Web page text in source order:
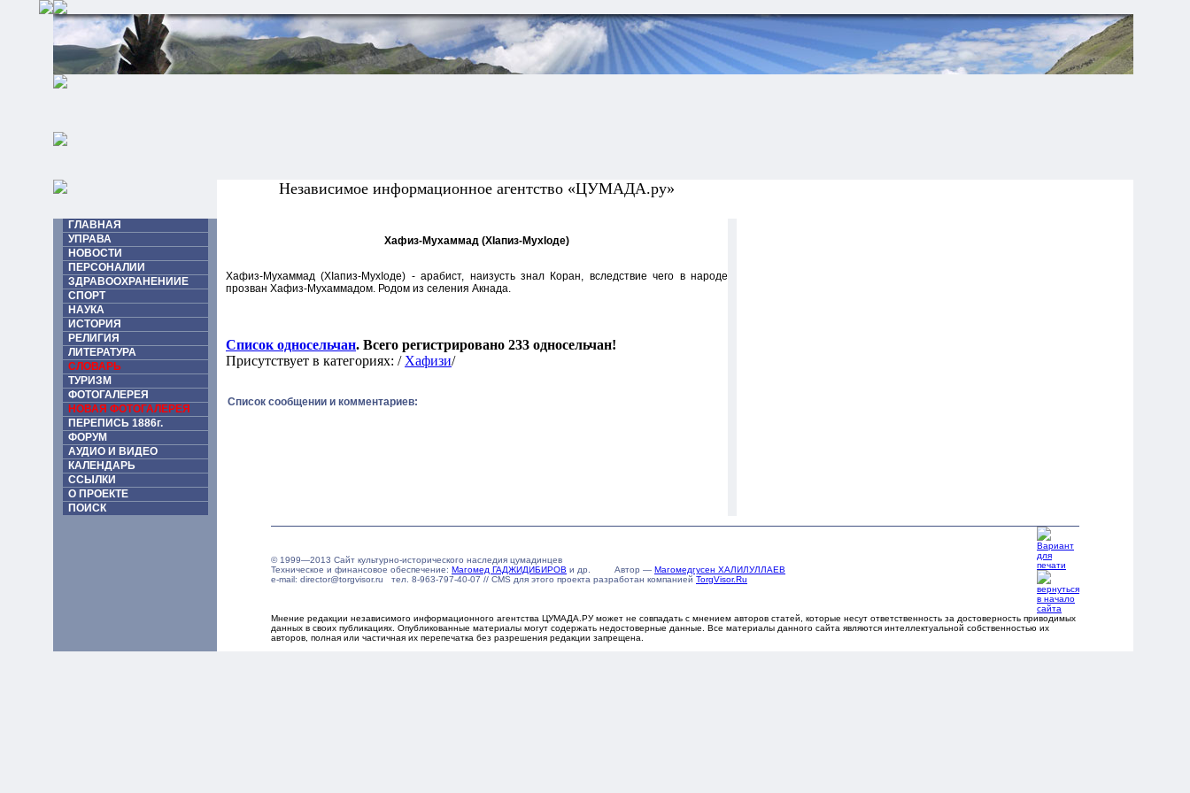
Независимое информационное агентство «ЦУМАДА.ру»
ГЛАВНАЯ
УПРАВА
НОВОСТИ
ПЕРСОНАЛИИ
ЗДРАВООХРАНЕНИИЕ
СПОРТ
НАУКА
ИСТОРИЯ
РЕЛИГИЯ
ЛИТЕРАТУРА
СЛОВАРЬ
ТУРИЗМ
ФОТОГАЛЕРЕЯ
НОВАЯ ФОТОГАЛЕРЕЯ
ПЕРЕПИСЬ 1886г.
ФОРУМ
АУДИО И ВИДЕО
КАЛЕНДАРЬ
ССЫЛКИ
О ПРОЕКТЕ
ПОИСК
Хафиз-Мухаммад (ХIапиз-МухIоде)
Хафиз-Мухаммад (ХIапиз-МухIоде) - арабист, наизусть знал Коран, вследствие чего в народе
прозван Хафиз-Мухаммадом. Родом из селения Акнада.
Список односельчан. Всего регистрировано 233 односельчан!
Присутствует в категориях: / Хафизи/
Список сообщении и комментариев:
© 1999—2013 Сайт культурно-исторического наследия цумадинцев
Техническое и финансовое обеспечение: Магомед ГАДЖИДИБИРОВ и др. Автор — Магомедгусен ХАЛИЛУЛЛАЕВ
e-mail: director@torgvisor.ru тел. 8-963-797-40-07 // CMS для этого проекта разработан компанией TorgVisor.Ru
Мнение редакции независимого информационного агентства ЦУМАДА.РУ может не совпадать с мнением авторов статей, которые несут ответственность за достоверность приводимых
данных в своих публикациях. Опубликованные материалы могут содержать недостоверные данные. Все материалы данного сайта являются интеллектуальной собственностью их
авторов, полная или частичная их перепечатка без разрешения редакции запрещена.